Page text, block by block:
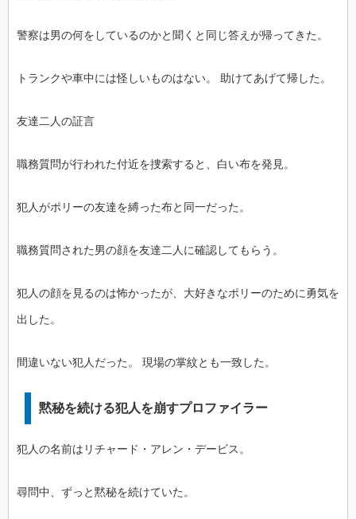
警察は男の何をしているのかと聞くと同じ答えが帰ってきた。
トランクや車中には怪しいものはない。 助けてあげて帰した。
友達二人の証言
職務質問が行われた付近を捜索すると、白い布を発見。
犯人がポリーの友達を縛った布と同一だった。
職務質問された男の顔を友達二人に確認してもらう。
犯人の顔を見るのは怖かったが、大好きなポリーのために勇気を
出した。
間違いない犯人だった。 現場の掌紋とも一致した。
黙秘を続ける犯人を崩すプロファイラー
犯人の名前はリチャード・アレン・デービス。
尋問中、ずっと黙秘を続けていた。